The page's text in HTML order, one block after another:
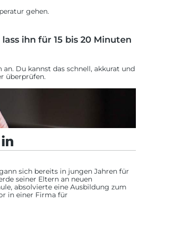
gehen.
ihn für 15 bis 20 Minuten
Du kannst das schnell, akkurat und
überprüfen.
teilen
X pinnen
Auf LinkedIn teilen
sich bereits in jungen Jahren für
seiner Eltern an neuen
absolvierte eine Ausbildung zum
in einer Firma für